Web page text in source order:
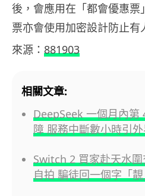
後，會應用在「都會優惠票
票亦會使用加密設計防止有
來源： 881903
相關文章:
DeepSeek 一個月內第
障 服務中斷數小時引
Switch 2 買家赴天水
自拍 騙徒回一個字「